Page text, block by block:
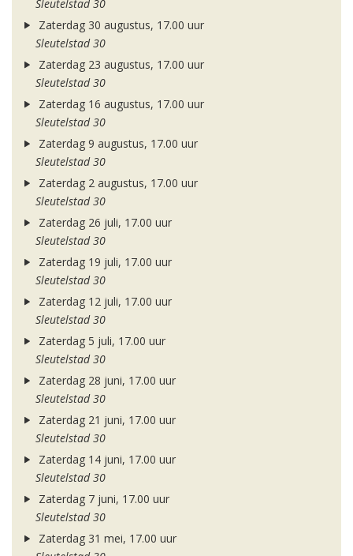
Sleutelstad 30
Zaterdag 30 augustus, 17.00 uur
Sleutelstad 30
Zaterdag 23 augustus, 17.00 uur
Sleutelstad 30
Zaterdag 16 augustus, 17.00 uur
Sleutelstad 30
Zaterdag 9 augustus, 17.00 uur
Sleutelstad 30
Zaterdag 2 augustus, 17.00 uur
Sleutelstad 30
Zaterdag 26 juli, 17.00 uur
Sleutelstad 30
Zaterdag 19 juli, 17.00 uur
Sleutelstad 30
Zaterdag 12 juli, 17.00 uur
Sleutelstad 30
Zaterdag 5 juli, 17.00 uur
Sleutelstad 30
Zaterdag 28 juni, 17.00 uur
Sleutelstad 30
Zaterdag 21 juni, 17.00 uur
Sleutelstad 30
Zaterdag 14 juni, 17.00 uur
Sleutelstad 30
Zaterdag 7 juni, 17.00 uur
Sleutelstad 30
Zaterdag 31 mei, 17.00 uur